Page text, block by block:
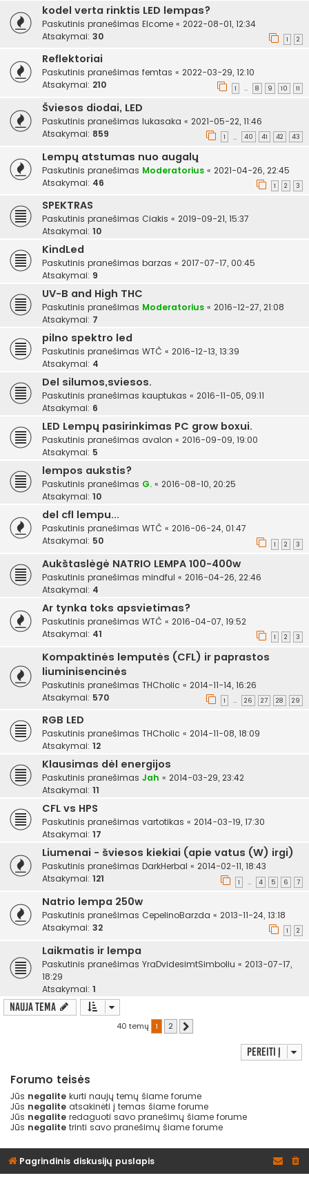
kodel verta rinktis LED lempas?
Paskutinis pranešimas Elcome « 2022-08-01, 12:34
Atsakymai: 30 1 2
Reflektoriai
Paskutinis pranešimas femtas « 2022-03-29, 12:10
Atsakymai: 210 1 … 8 9 10 11
Šviesos diodai, LED
Paskutinis pranešimas lukasaka « 2021-05-22, 11:46
Atsakymai: 859 1 … 40 41 42 43
Lempų atstumas nuo augalų
Paskutinis pranešimas Moderatorius « 2021-04-26, 22:45
Atsakymai: 46 1 2 3
SPEKTRAS
Paskutinis pranešimas Ciakis « 2019-09-21, 15:37
Atsakymai: 10
KindLed
Paskutinis pranešimas barzas « 2017-07-17, 00:45
Atsakymai: 9
UV-B and High THC
Paskutinis pranešimas Moderatorius « 2016-12-27, 21:08
Atsakymai: 7
pilno spektro led
Paskutinis pranešimas WTČ « 2016-12-13, 13:39
Atsakymai: 4
Del silumos,sviesos.
Paskutinis pranešimas kauptukas « 2016-11-05, 09:11
Atsakymai: 6
LED Lempų pasirinkimas PC grow boxui.
Paskutinis pranešimas avalon « 2016-09-09, 19:00
Atsakymai: 5
lempos aukstis?
Paskutinis pranešimas G. « 2016-08-10, 20:25
Atsakymai: 10
del cfl lempu...
Paskutinis pranešimas WTČ « 2016-06-24, 01:47
Atsakymai: 50 1 2 3
Aukštaslėgė NATRIO LEMPA 100-400w
Paskutinis pranešimas mindful « 2016-04-26, 22:46
Atsakymai: 4
Ar tynka toks apsvietimas?
Paskutinis pranešimas WTČ « 2016-04-07, 19:52
Atsakymai: 41 1 2 3
Kompaktinės lemputės (CFL) ir paprastos
liuminisencinės
Paskutinis pranešimas THCholic « 2014-11-14, 16:26
Atsakymai: 570 1 … 26 27 28 29
RGB LED
Paskutinis pranešimas THCholic « 2014-11-08, 18:09
Atsakymai: 12
Klausimas dėl energijos
Paskutinis pranešimas Jah « 2014-03-29, 23:42
Atsakymai: 11
CFL vs HPS
Paskutinis pranešimas vartotikas « 2014-03-19, 17:30
Atsakymai: 17
Liumenai - šviesos kiekiai (apie vatus (W) irgi)
Paskutinis pranešimas DarkHerbal « 2014-02-11, 18:43
Atsakymai: 121 1 … 4 5 6 7
Natrio lempa 250w
Paskutinis pranešimas CepelinoBarzda « 2013-11-24, 13:18
Atsakymai: 32 1 2
Laikmatis ir lempa
Paskutinis pranešimas YraDvidesimtSimboliu « 2013-07-17,
18:29
Atsakymai: 1
Nauja tema
40 temų 1 2
Pereiti į
Forumo teisės
Jūs negalite kurti naujų temų šiame forume
Jūs negalite atsakinėti į temas šiame forume
Jūs negalite redaguoti savo pranešimų šiame forume
Jūs negalite trinti savo pranešimų šiame forume
Pagrindinis diskusijų puslapis